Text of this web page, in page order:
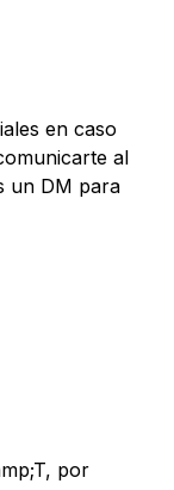
en caso
al
un DM para
por